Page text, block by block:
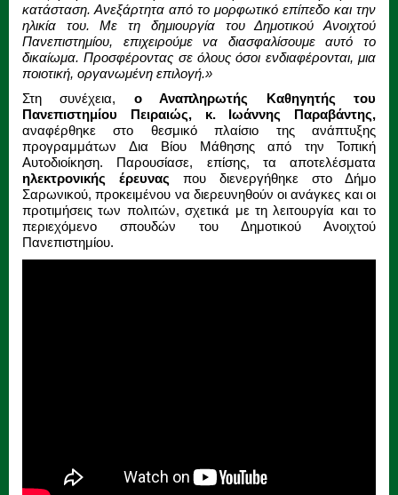
κατάσταση. Ανεξάρτητα από το μορφωτικό επίπεδο και την
ηλικία του. Με τη δημιουργία του Δημοτικού Ανοιχτού
Πανεπιστημίου, επιχειρούμε να διασφαλίσουμε αυτό το
δικαίωμα. Προσφέροντας σε όλους όσοι ενδιαφέρονται, μια
ποιοτική, οργανωμένη επιλογή.»
Στη συνέχεια, ο Αναπληρωτής Καθηγητής του
Πανεπιστημίου Πειραιώς, κ. Ιωάννης Παραβάντης,
αναφέρθηκε στο θεσμικό πλαίσιο της ανάπτυξης
προγραμμάτων Δια Βίου Μάθησης από την Τοπική
Αυτοδιοίκηση. Παρουσίασε, επίσης, τα αποτελέσματα
ηλεκτρονικής έρευνας που διενεργήθηκε στο Δήμο
Σαρωνικού, προκειμένου να διερευνηθούν οι ανάγκες και οι
προτιμήσεις των πολιτών, σχετικά με τη λειτουργία και το
περιεχόμενο σπουδών του Δημοτικού Ανοιχτού
Πανεπιστημίου.